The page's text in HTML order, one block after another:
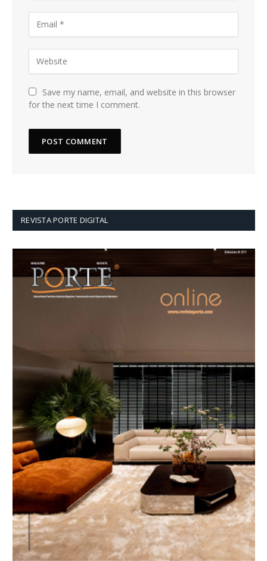
Save my name, email, and website in this browser
for the next time I comment.
REVISTA PORTE DIGITAL